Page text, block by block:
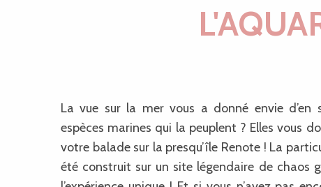
La vue sur la mer vous a donné envie d’en
espèces marines qui la peuplent ? Elles vous
votre balade sur la presqu’île Renote ! La
été construit sur un site légendaire de chaos